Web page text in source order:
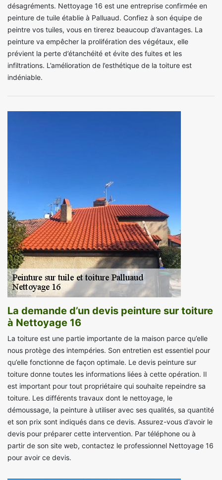
désagréments. Nettoyage 16 est une entreprise confirmée en
peinture de tuile établie à Palluaud. Confiez à son équipe de
peintre vos tuiles, vous en tirerez beaucoup d’avantages. La
peinture va empêcher la prolifération des végétaux, elle
prévient la perte d’étanchéité et évite des fuites et les
infiltrations. L’amélioration de l’esthétique de la toiture est
indéniable.
La demande d’un devis peinture sur toiture
à Nettoyage 16
La toiture est une partie importante de la maison parce qu’elle
nous protège des intempéries. Son entretien est essentiel pour
qu’elle fonctionne de façon optimale. Le devis peinture sur
toiture donne toutes les informations liées à cette opération. Il
est important pour tout propriétaire qui souhaite repeindre sa
toiture. Les différents travaux dont le nettoyage, le
démoussage, la peinture à utiliser avec ses qualités, sa quantité
et son prix sont indiqués dans ce devis. Assurez-vous d’avoir le
devis pour préparer cette intervention. Par téléphone ou à
partir de son site web, contactez le professionnel Nettoyage 16
pour avoir ce devis.